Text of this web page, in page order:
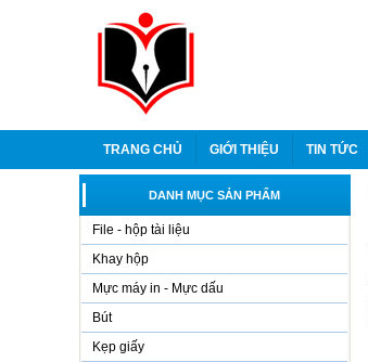
TRANG CHỦ GIỚI THIỆU TIN TỨC
DANH MỤC SẢN PHẨM
File - hộp tài liệu
Khay hộp
Mực máy in - Mực dấu
Bút
Kẹp giấy